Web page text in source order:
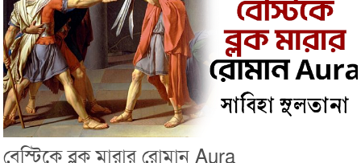
বেস্টিকে ব্লক মারার রোমান Aura